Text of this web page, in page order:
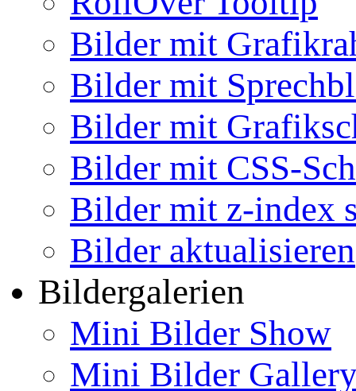
Bilder mit
Bilder mit
Bilder mit
Bilder mit CSS-
Bilder mit z-index
Bilder aktualisieren
Bildergalerien
Mini Bilder Show
Mini Bilder